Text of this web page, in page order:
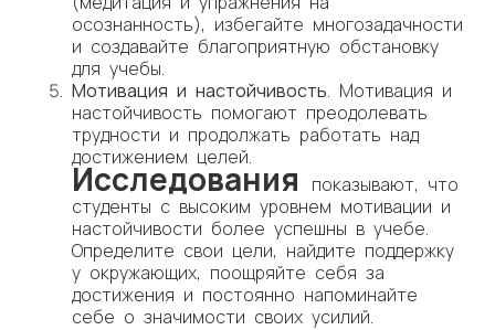
осознанность), избегайте многозадачности
и создавайте благоприятную обстановку
для учебы.
Мотивация и настойчивость. Мотивация и
настойчивость помогают преодолевать
трудности и продолжать работать над
достижением целей.
Исследования
показывают, что
студенты с высоким уровнем мотивации и
настойчивости более успешны в учебе.
Определите свои цели, найдите поддержку
у окружающих, поощряйте себя за
достижения и постоянно напоминайте
себе о значимости своих усилий.